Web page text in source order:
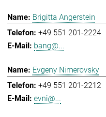
Brigitta Angerstein
+49 551 201-2224
bang@...
Evgeny Nimerovsky
+49 551 201-2212
evni@...